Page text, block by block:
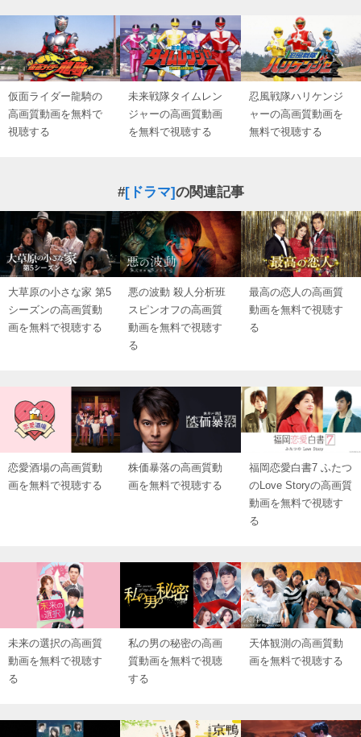
仮面ライダー龍騎の
高画質動画を無料で
視聴する
未来戦隊タイムレン
ジャーの高画質動画
を無料で視聴する
忍風戦隊ハリケンジ
ャーの高画質動画を
無料で視聴する
#[ドラマ]の関連記事
大草原の小さな家 第5
シーズンの高画質動
画を無料で視聴する
悪の波動 殺人分析班
スピンオフの高画質
動画を無料で視聴す
る
最高の恋人の高画質
動画を無料で視聴す
る
恋愛酒場の高画質動
画を無料で視聴する
株価暴落の高画質動
画を無料で視聴する
福岡恋愛白書7 ふたつ
のLove Storyの高画質
動画を無料で視聴す
る
未来の選択の高画質
動画を無料で視聴す
る
私の男の秘密の高画
質動画を無料で視聴
する
天体観測の高画質動
画を無料で視聴する